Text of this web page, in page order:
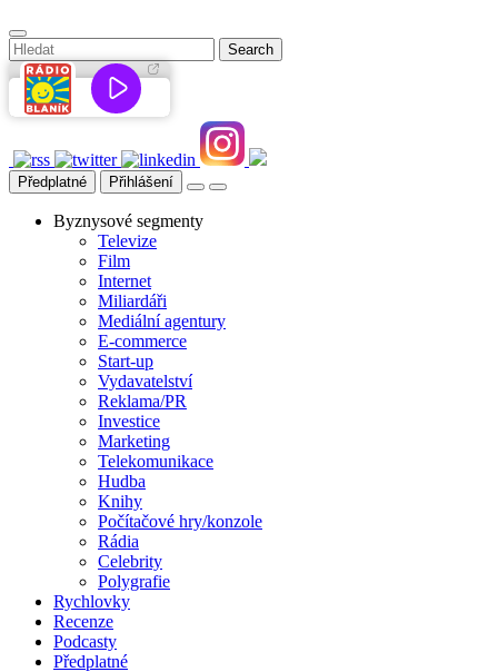
Předplatné Přihlášení
Byznysové segmenty
Televize
Film
Internet
Miliardáři
Mediální agentury
E-commerce
Start-up
Vydavatelství
Reklama/PR
Investice
Marketing
Telekomunikace
Hudba
Knihy
Počítačové hry/konzole
Rádia
Celebrity
Polygrafie
Rychlovky
Recenze
Podcasty
Předplatné